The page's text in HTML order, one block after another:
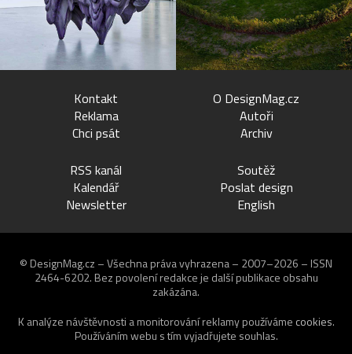
Kontakt
Reklama
Chci psát
O DesignMag.cz
Autoři
Archiv
RSS kanál
Kalendář
Newsletter
Soutěž
Poslat design
English
© DesignMag.cz – Všechna práva vyhrazena – 2007–2026 – ISSN
2464-6202. Bez povolení redakce je další publikace obsahu
zakázána.
K analýze návštěvnosti a monitorování reklamy používáme cookies.
Používáním webu s tím vyjadřujete souhlas.